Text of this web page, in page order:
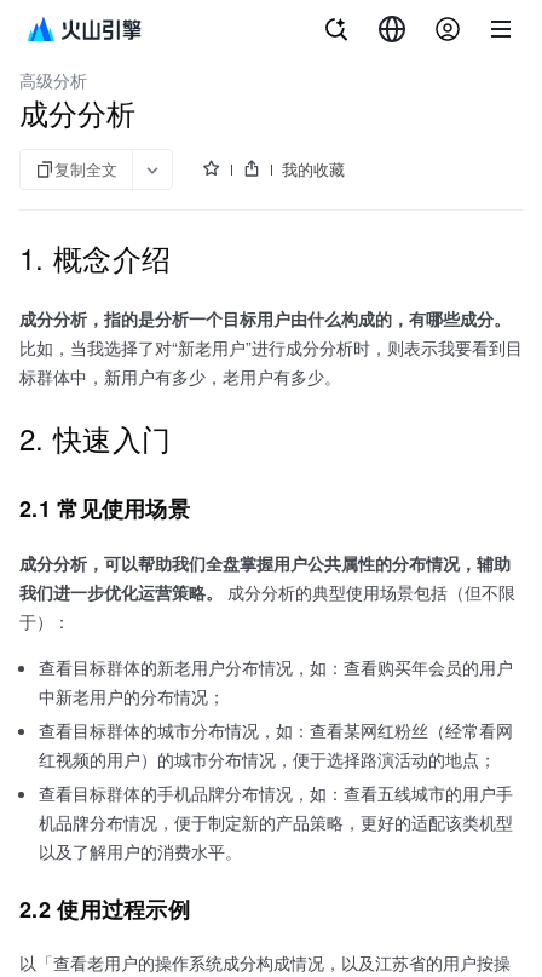
增长分析 DataFinder
高级分析
成分分析
复制全文 我的收藏
1. 概念介绍
成分分析，指的是分析一个目标用户由什么构成的，有哪些成分。
比如，当我选择了对“新老用户”进行成分分析时，则表示我要看到目
标群体中，新用户有多少，老用户有多少。
2. 快速入门
2.1 常见使用场景
成分分析，可以帮助我们全盘掌握用户公共属性的分布情况，辅助
我们进一步优化运营策略。
成分分析的典型使用场景包括（但不限
于）：
查看目标群体的新老用户分布情况，如：查看购买年会员的用户
中新老用户的分布情况；
查看目标群体的城市分布情况，如：查看某网红粉丝（经常看网
红视频的用户）的城市分布情况，便于选择路演活动的地点；
查看目标群体的手机品牌分布情况，如：查看五线城市的用户手
机品牌分布情况，便于制定新的产品策略，更好的适配该类机型
以及了解用户的消费水平。
2.2 使用过程示例
以「查看老用户的操作系统成分构成情况，以及江苏省的用户按操